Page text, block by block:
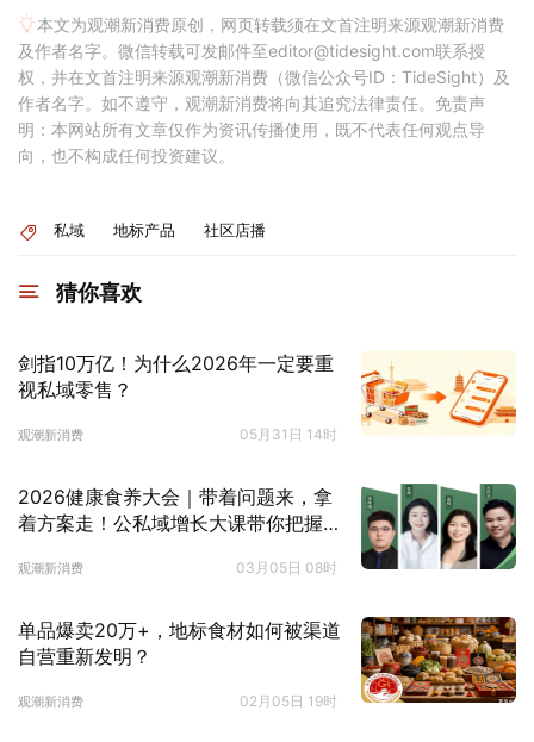
本文为观潮新消费原创，网页转载须在文首注明来源观潮新消费
及作者名字。微信转载可发邮件至editor@tidesight.com联系授
权，并在文首注明来源观潮新消费（微信公众号ID：TideSight）及
作者名字。如不遵守，观潮新消费将向其追究法律责任。免责声
明：本网站所有文章仅作为资讯传播使用，既不代表任何观点导
向，也不构成任何投资建议。
私域 地标产品 社区店播
猜你喜欢
剑指10万亿！为什么2026年一定要重
视私域零售？
观潮新消费 05月31日 14时
2026健康食养大会｜带着问题来，拿
着方案走！公私域增长大课带你把握3
观潮新消费 03月05日 08时
单品爆卖20万+，地标食材如何被渠道
自营重新发明？
观潮新消费 02月05日 19时